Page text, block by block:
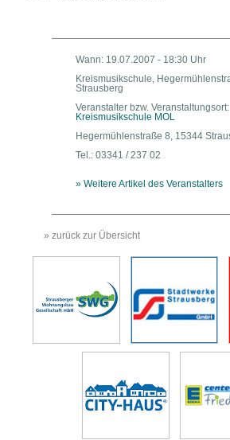
Wann: 19.07.2007 - 18:30 Uhr
Kreismusikschule,
Strausberg
Veranstalter bzw. Veranstaltungsort:
Kreismusikschule MOL
Hegermühlenstraße 8, 15344
Tel.: 03341 / 237 02
» Weitere Artikel des Veranstalters
» zurück zur Übersicht